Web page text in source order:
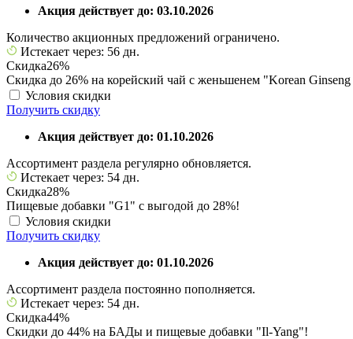
Акция действует до: 03.10.2026
Количество акционных предложений ограничено.
Истекает через: 56 дн.
Скидка26%
Скидка до 26% на корейский чай с женьшенем "Korean Ginseng
Условия скидки
Получить скидку
Акция действует до: 01.10.2026
Ассортимент раздела регулярно обновляется.
Истекает через: 54 дн.
Скидка28%
Пищевые добавки "G1" с выгодой до 28%!
Условия скидки
Получить скидку
Акция действует до: 01.10.2026
Ассортимент раздела постоянно пополняется.
Истекает через: 54 дн.
Скидка44%
Скидки до 44% на БАДы и пищевые добавки "Il-Yang"!